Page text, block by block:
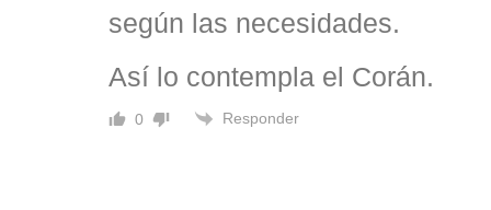
según las necesidades.
Así lo contempla el Corán.
0 Responder